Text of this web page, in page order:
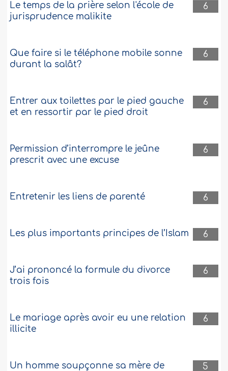
6
Le temps de la prière selon l'école de
jurisprudence malikite
6
Que faire si le téléphone mobile sonne
durant la salât?
6
Entrer aux toilettes par le pied gauche
et en ressortir par le pied droit
6
Permission d’interrompre le jeûne
prescrit avec une excuse
6
Entretenir les liens de parenté
6
Les plus importants principes de l’Islam
6
J’ai prononcé la formule du divorce
trois fois
6
Le mariage après avoir eu une relation
illicite
5
Un homme soupçonne sa mère de